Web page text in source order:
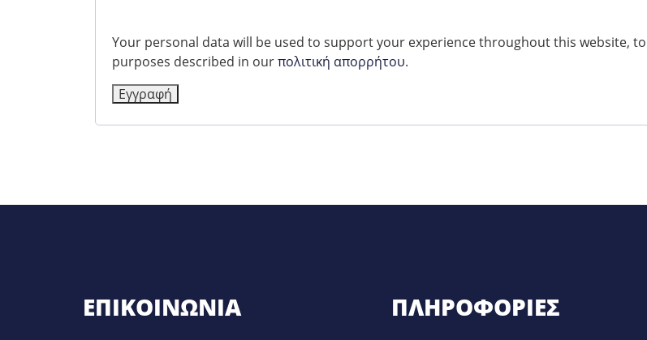
Your personal data will be used to support your experience throughout this website,
purposes described in ourπολιτική απορρήτου.
Εγγραφή
ΕΠΙΚΟΙΝΩΝΊΑ ΠΛΗΡΟΦΟΡΊΕΣ